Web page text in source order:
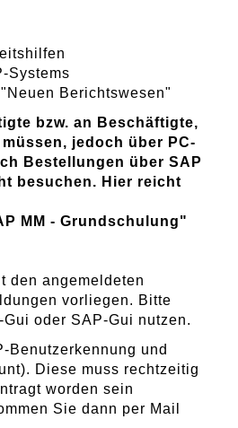
Systems
Berichtswesen"
bzw. an Beschäftigte,
jedoch über PC-
Bestellungen über SAP
besuchen. Hier reicht
MM - Grundschulung"
den angemeldeten
vorliegen. Bitte
oder SAP-Gui nutzen.
Benutzerkennung und
Diese muss rechtzeitig
worden sein
Sie dann per Mail